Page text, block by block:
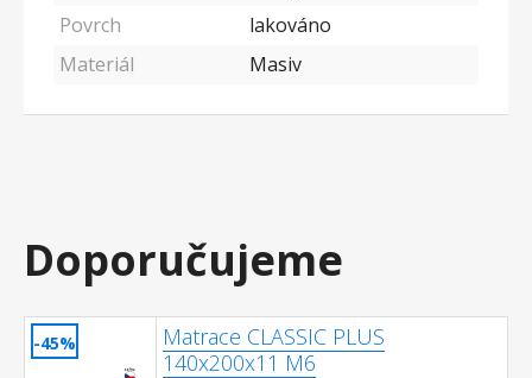
Povrch
lakováno
Materiál
Masiv
Doporučujeme
-45%
Matrace CLASSIC PLUS
140x200x11 M6